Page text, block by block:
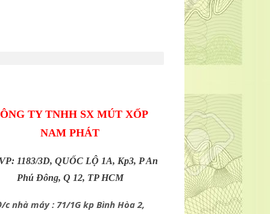
TY TNHH SX MÚT XỐP
NAM PHÁT
1183/3D, QUỐC LỘ 1A, Kp3, P An
Phú Đông, Q 12, TP HCM
c nhà máy : 71/1G kp Bình Hòa 2,